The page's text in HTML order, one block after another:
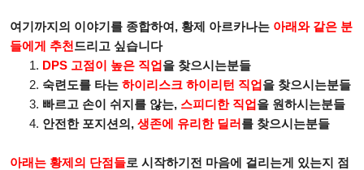
여기까지의 이야기를 종합하여, 황제 아르카나는 아래와 같은 분
들에게 추천드리고 싶습니다
DPS 고점이 높은 직업을 찾으시는분들
숙련도를 타는 하이리스크 하이리턴 직업을 찾으시는분들
빠르고 손이 쉬지를 않는, 스피디한 직업을 원하시는분들
안전한 포지션의, 생존에 유리한 딜러를 찾으시는분들
아래는 황제의 단점들로 시작하기전 마음에 걸리는게 있는지 점